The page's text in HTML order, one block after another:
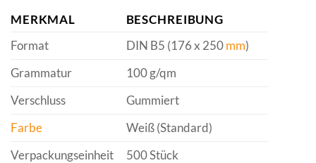
MERKMAL
BESCHREIBUNG
Format
DIN B5 (176 x 250mm)
Grammatur
100 g/qm
Verschluss
Gummiert
Farbe
Weiß (Standard)
Verpackungseinheit
500 Stück